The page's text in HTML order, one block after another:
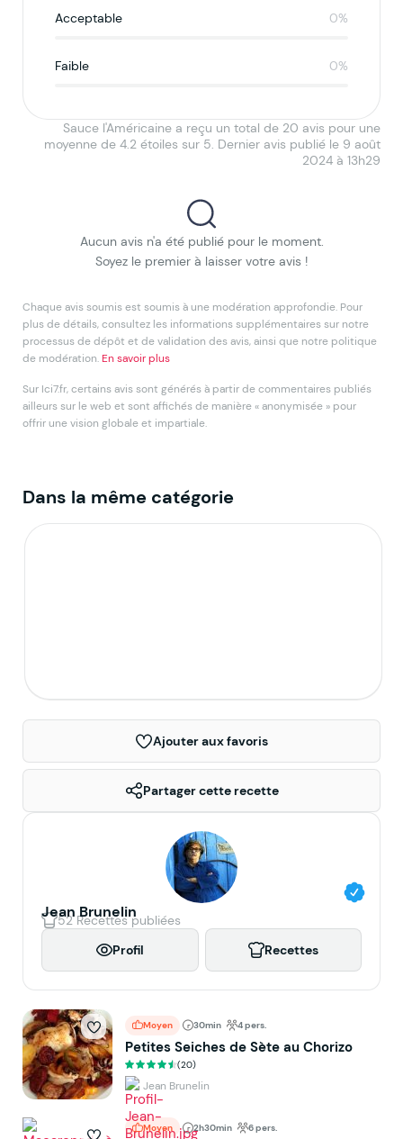
Acceptable 0%
Faible 0%
Sauce l'Américaine a reçu un total de 20 avis pour une
moyenne de 4.2 étoiles sur 5. Dernier avis publié le 9 août
2024 à 13h29
Aucun avis n'a été publié pour le moment.
Soyez le premier à laisser votre avis !
Chaque avis soumis est soumis à une modération approfondie. Pour
plus de détails, consultez les informations supplémentaires sur notre
processus de dépôt et de validation des avis, ainsi que notre politique
de modération. En savoir plus
Sur Ici7.fr, certains avis sont générés à partir de commentaires publiés
ailleurs sur le web et sont affichés de manière « anonymisée » pour
offrir une vision globale et impartiale.
Dans la même catégorie
Ajouter aux favoris
Partager cette recette
Jean Brunelin
52 Recettes publiées
Profil
Recettes
Moyen 30min 4 pers.
Petites Seiches de Sète au Chorizo
(20)
Jean Brunelin
Moyen 2h30min 6 pers.